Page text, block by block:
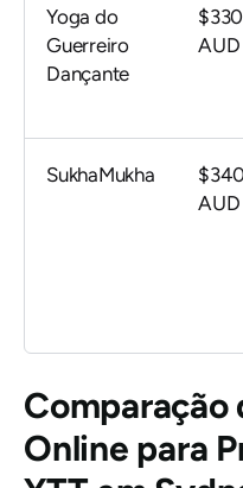
Yoga do
Guerreiro
Dançante
AUD
SukhaMukha
AUD
Comparação
Online para